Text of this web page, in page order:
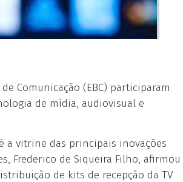
Comunicação (EBC) participaram
de mídia, audiovisual e
a vitrine das principais inovações
Frederico de Siqueira Filho, afirmou
de kits de recepção da TV